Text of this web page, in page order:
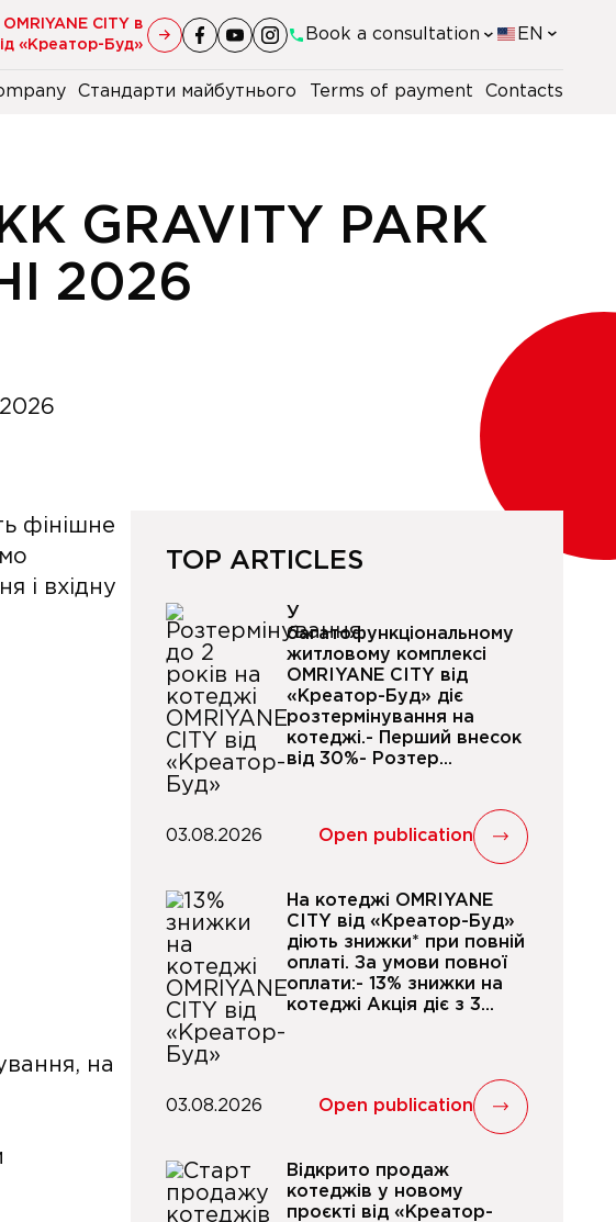
CITY в
«Креатор-Буд»
Book a consultation EN
Стандарти майбутнього Terms of payment Contacts
GRAVITY PARK
2026
фінішне
і вхідну
на
TOP ARTICLES
У
багатофункціональному
житловому комплексі
OMRIYANE CITY від
«Креатор-Буд» діє
розтермінування на
котеджі.- Перший внесок
від 30%- Розтер...
03.08.2026 Open publication
На котеджі OMRIYANE
CITY від «Креатор-Буд»
діють знижки* при повній
оплаті. За умови повної
оплати:- 13% знижки на
котеджі Акція діє з 3...
03.08.2026 Open publication
Відкрито продаж
котеджів у новому
проєкті від «Креатор-